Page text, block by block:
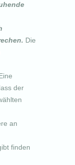
Die
der
an
finden